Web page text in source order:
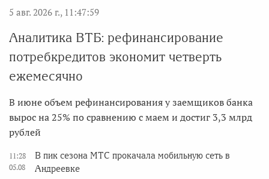
5 авг. 2026 г., 11:47:59
Аналитика ВТБ: рефинансирование
потребкредитов экономит четверть
ежемесячно
В июне объем рефинансирования у заемщиков банка
вырос на 25% по сравнению с маем и достиг 3,3 млрд
рублей
11:28
05.08
В пик сезона МТС прокачала мобильную сеть в
Андреевке